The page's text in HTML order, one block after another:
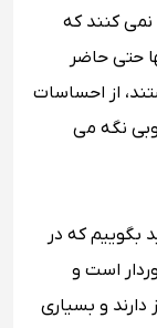
نمی ‌کنند که
حتی حاضر
از احساسات
نگه می
بگوییم که در
است و
دارند و بسیاری